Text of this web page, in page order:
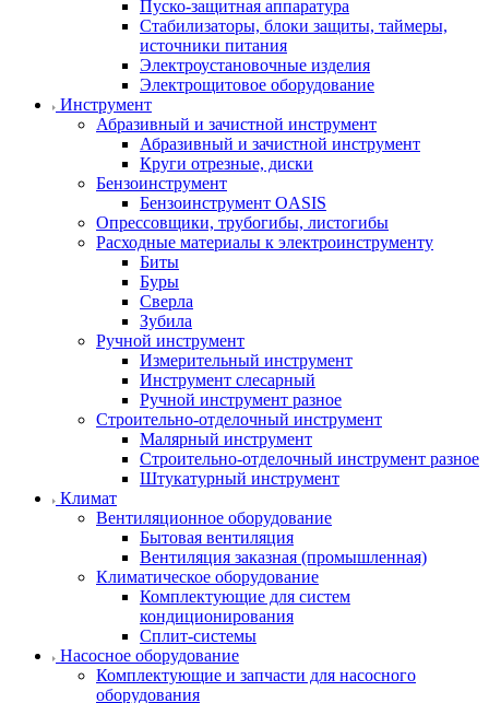
Пуско-защитная аппаратура
Стабилизаторы, блоки защиты, таймеры,
источники питания
Электроустановочные изделия
Электрощитовое оборудование
Инструмент
Абразивный и зачистной инструмент
Абразивный и зачистной инструмент
Круги отрезные, диски
Бензоинструмент
Бензоинструмент OASIS
Опрессовщики, трубогибы, листогибы
Расходные материалы к электроинструменту
Биты
Буры
Сверла
Зубила
Ручной инструмент
Измерительный инструмент
Инструмент слесарный
Ручной инструмент разное
Строительно-отделочный инструмент
Малярный инструмент
Строительно-отделочный инструмент разное
Штукатурный инструмент
Климат
Вентиляционное оборудование
Бытовая вентиляция
Вентиляция заказная (промышленная)
Климатическое оборудование
Комплектующие для систем
кондиционирования
Сплит-системы
Насосное оборудование
Комплектующие и запчасти для насосного
оборудования